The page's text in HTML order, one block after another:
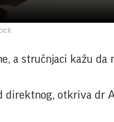
a stručnjaci kažu da
direktnog, otkriva dr